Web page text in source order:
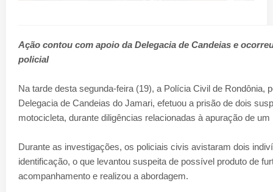
Ação contou com apoio da Delegacia de Candeias e
policial
Na tarde desta segunda-feira (19), a Polícia Civil de Rondônia,
Delegacia de Candeias do Jamari, efetuou a prisão de dois
motocicleta, durante diligências relacionadas à apuração de
Durante as investigações, os policiais civis avistaram dois
identificação, o que levantou suspeita de possível produto de
acompanhamento e realizou a abordagem.